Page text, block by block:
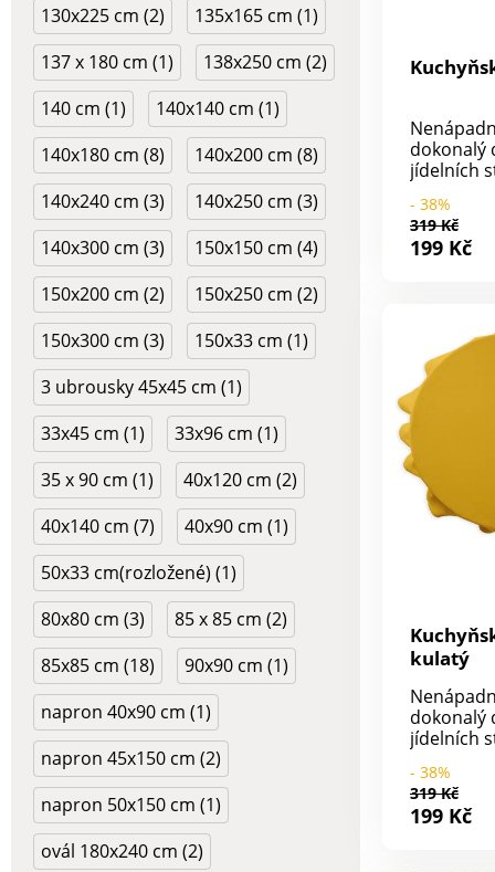
130x225 cm (2)
135x165 cm (1)
137 x 180 cm (1)
138x250 cm (2)
140 cm (1)
140x140 cm (1)
140x180 cm (8)
140x200 cm (8)
140x240 cm (3)
140x250 cm (3)
140x300 cm (3)
150x150 cm (4)
150x200 cm (2)
150x250 cm (2)
150x300 cm (3)
150x33 cm (1)
3 ubrousky 45x45 cm (1)
33x45 cm (1)
33x96 cm (1)
35 x 90 cm (1)
40x120 cm (2)
40x140 cm (7)
40x90 cm (1)
50x33 cm(rozložené) (1)
80x80 cm (3)
85 x 85 cm (2)
85x85 cm (18)
90x90 cm (1)
napron 40x90 cm (1)
napron 45x150 cm (2)
napron 50x150 cm (1)
ovál 180x240 cm (2)
dokonalý
jídelních
dokáže v
mistrně
polyester. Rozměry:
x 200 cm.
- 38%
319 Kč
199 Kč
kulatý
dokonalý
jídelních
dokáže v
mistrně
- 38%
319 Kč
199 Kč